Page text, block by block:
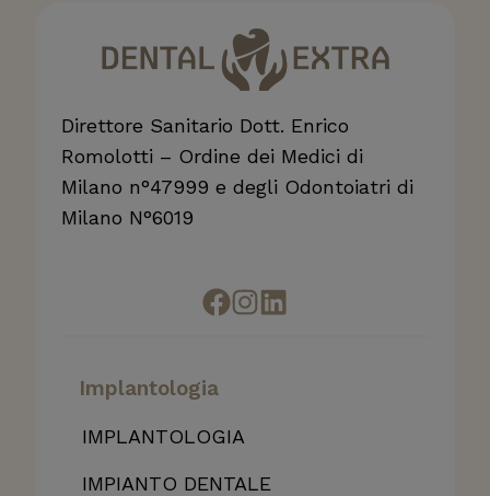
Direttore Sanitario Dott. Enrico
Romolotti – Ordine dei Medici di
Milano n°47999 e degli Odontoiatri di
Milano N°6019
Implantologia
IMPLANTOLOGIA
IMPIANTO DENTALE